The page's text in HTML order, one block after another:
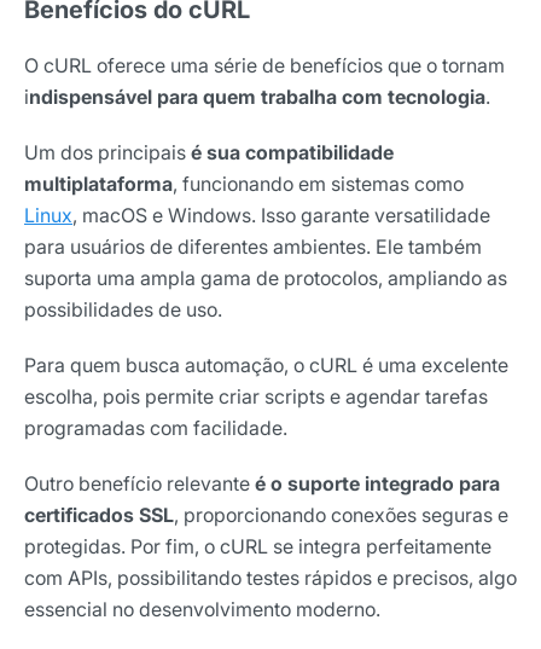
Benefícios do cURL
O cURL oferece uma série de benefícios que o tornam
indispensável para quem trabalha com tecnologia.
Um dos principais é sua compatibilidade
multiplataforma, funcionando em sistemas como
Linux, macOS e Windows. Isso garante versatilidade
para usuários de diferentes ambientes. Ele também
suporta uma ampla gama de protocolos, ampliando as
possibilidades de uso.
Para quem busca automação, o cURL é uma excelente
escolha, pois permite criar scripts e agendar tarefas
programadas com facilidade.
Outro benefício relevante é o suporte integrado para
certificados SSL, proporcionando conexões seguras e
protegidas. Por fim, o cURL se integra perfeitamente
com APIs, possibilitando testes rápidos e precisos, algo
essencial no desenvolvimento moderno.